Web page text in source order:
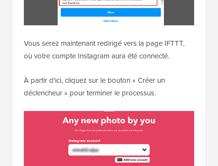
Vous serez maintenant redirigé vers la page IFTTT,
où votre compte Instagram aura été connecté.
À partir d'ici, cliquez sur le bouton « Créer un
déclencheur » pour terminer le processus.